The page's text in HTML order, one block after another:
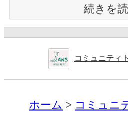
続きを
コミュニティ
ホーム コミュニ